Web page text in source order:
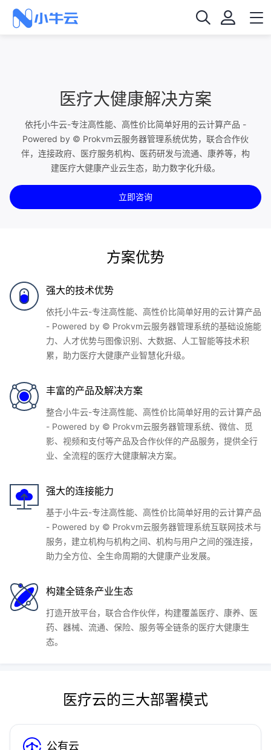
医疗大健康解决方案
依托小牛云-专注高性能、高性价比简单好用的云计算产品 -
Powered by © Prokvm云服务器管理系统优势，联合合作伙
伴，连接政府、医疗服务机构、医药研发与流通、康养等，构
建医疗大健康产业云生态，助力数字化升级。
立即咨询
方案优势
强大的技术优势
依托小牛云-专注高性能、高性价比简单好用的云计算产品
- Powered by © Prokvm云服务器管理系统的基础设施能
力、人才优势与图像识别、大数据、人工智能等技术积
累，助力医疗大健康产业智慧化升级。
丰富的产品及解决方案
整合小牛云-专注高性能、高性价比简单好用的云计算产品
- Powered by © Prokvm云服务器管理系统、微信、觅
影、视频和支付等产品及合作伙伴的产品服务，提供全行
业、全流程的医疗大健康解决方案。
强大的连接能力
基于小牛云-专注高性能、高性价比简单好用的云计算产品
- Powered by © Prokvm云服务器管理系统互联网技术与
服务，建立机构与机构之间、机构与用户之间的强连接，
助力全方位、全生命周期的大健康产业发展。
构建全链条产业生态
打造开放平台，联合合作伙伴，构建覆盖医疗、康养、医
药、器械、流通、保险、服务等全链条的医疗大健康生
态。
医疗云的三大部署模式
公有云